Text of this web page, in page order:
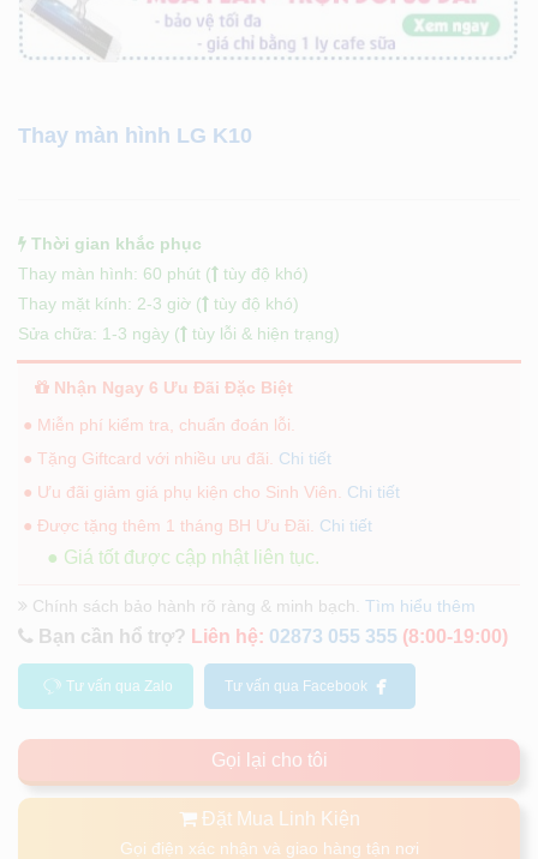
Thay màn hình LG K10
Thời gian khắc phục
Thay màn hình: 60 phút (
tùy độ khó)
Thay mặt kính: 2-3 giờ (
tùy độ khó)
Sửa chữa: 1-3 ngày (
tùy lỗi & hiện trạng)
Nhận Ngay 6 Ưu Đãi Đặc Biệt
● Miễn phí kiểm tra, chuẩn đoán lỗi.
● Tặng Giftcard với nhiều ưu đãi. Chi tiết
● Ưu đãi giảm giá phụ kiện cho Sinh Viên. Chi tiết
● Được tặng thêm 1 tháng BH Ưu Đãi. Chi tiết
● Giá tốt được cập nhật liên tục.
Chính sách bảo hành rõ ràng & minh bạch. Tìm hiểu thêm
Bạn cần hổ trợ? Liên hệ: 02873 055 355 (8:00-19:00)
Tư vấn qua Zalo Tư vấn qua Facebook
Gọi lại cho tôi
Đặt Mua Linh Kiện
Gọi điện xác nhận và giao hàng tận nơi